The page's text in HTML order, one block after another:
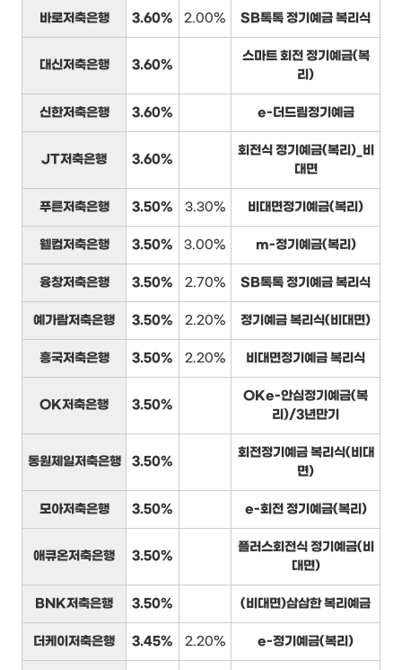
바로저축은행 3.60% 2.00% SB톡톡 정기예금 복리식
대신저축은행 3.60%
스마트 회전 정기예금(복
리)
신한저축은행 3.60% e-더드림정기예금
JT저축은행 3.60%
회전식 정기예금(복리)_비
대면
푸른저축은행 3.50% 3.30% 비대면정기예금(복리)
웰컴저축은행 3.50% 3.00% m-정기예금(복리)
융창저축은행 3.50% 2.70% SB톡톡 정기예금 복리식
예가람저축은행 3.50% 2.20% 정기예금 복리식(비대면)
흥국저축은행 3.50% 2.20% 비대면정기예금 복리식
OK저축은행 3.50%
OKe-안심정기예금(복
리)/3년만기
동원제일저축은행 3.50%
회전정기예금 복리식(비대
면)
모아저축은행 3.50% e-회전 정기예금(복리)
애큐온저축은행 3.50%
플러스회전식 정기예금(비
대면)
BNK저축은행 3.50% (비대면)삼삼한 복리예금
더케이저축은행 3.45% 2.20% e-정기예금(복리)